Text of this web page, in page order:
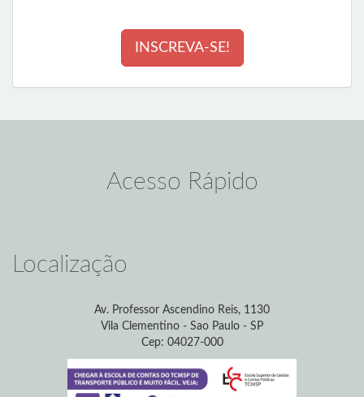
INSCREVA-SE!
Acesso Rápido
Localização
Av. Professor Ascendino Reis, 1130
Vila Clementino - Sao Paulo - SP
Cep: 04027-000